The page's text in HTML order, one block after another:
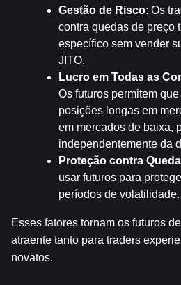
Gestão de Risco: Os
contra quedas de preço
específico sem vender
JITO.
Lucro em Todas as
Os futuros permitem
posições longas em
em mercados de baixa,
independentemente da
Proteção contra Queda
usar futuros para
períodos de volatilidade.
Esses fatores tornam os futuros
atraente tanto para traders
novatos.